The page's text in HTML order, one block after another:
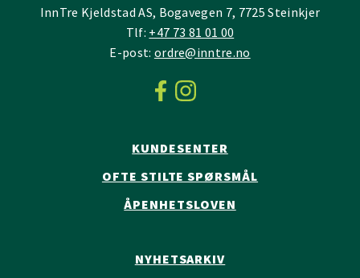
InnTre Kjeldstad AS, Bogavegen 7, 7725 Steinkjer
Tlf: +47 73 81 01 00
E-post: ordre@inntre.no
KUNDESENTER
OFTE STILTE SPØRSMÅL
ÅPENHETSLOVEN
NYHETSARKIV